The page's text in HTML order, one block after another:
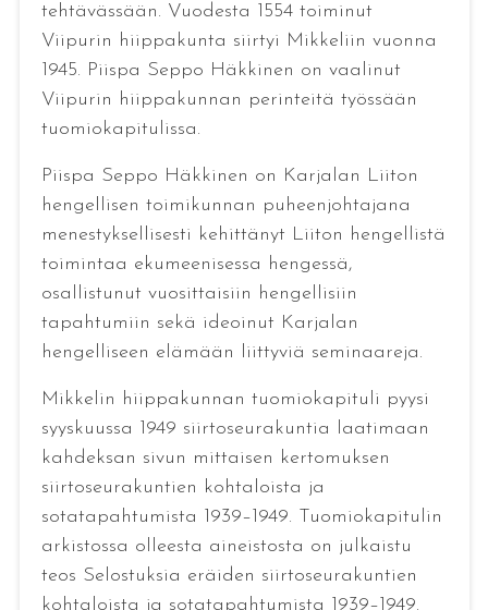
tehtävässään. Vuodesta 1554 toiminut
Viipurin hiippakunta siirtyi Mikkeliin vuonna
1945. Piispa Seppo Häkkinen on vaalinut
Viipurin hiippakunnan perinteitä työssään
tuomiokapitulissa.
Piispa Seppo Häkkinen on Karjalan Liiton
hengellisen toimikunnan puheenjohtajana
menestyksellisesti kehittänyt Liiton hengellistä
toimintaa ekumeenisessa hengessä,
osallistunut vuosittaisiin hengellisiin
tapahtumiin sekä ideoinut Karjalan
hengelliseen elämään liittyviä seminaareja.
Mikkelin hiippakunnan tuomiokapituli pyysi
syyskuussa 1949 siirtoseurakuntia laatimaan
kahdeksan sivun mittaisen kertomuksen
siirtoseurakuntien kohtaloista ja
sotatapahtumista 1939–1949. Tuomiokapitulin
arkistossa olleesta aineistosta on julkaistu
teos Selostuksia eräiden siirtoseurakuntien
kohtaloista ja sotatapahtumista 1939–1949.